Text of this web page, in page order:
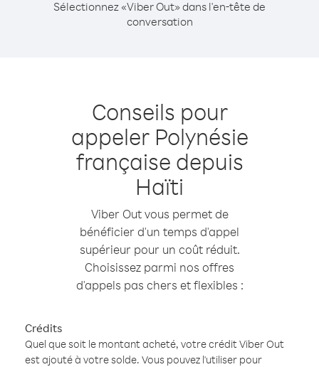
Sélectionnez «Viber Out» dans l'en-tête de
conversation
Conseils pour
appeler Polynésie
française depuis
Haïti
Viber Out vous permet de
bénéficier d'un temps d'appel
supérieur pour un coût réduit.
Choisissez parmi nos offres
d'appels pas chers et flexibles :
Crédits
Quel que soit le montant acheté, votre crédit Viber Out
est ajouté à votre solde. Vous pouvez l'utiliser pour